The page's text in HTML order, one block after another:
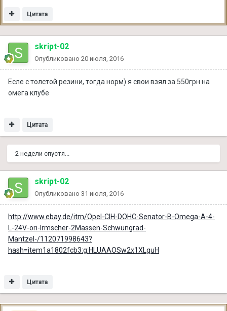
Цитата
skript-02
Опубликовано 20 июля, 2016
Есле с толстой резини, тогда норм) я свои взял за 550грн на
омега клубе
Цитата
2 недели спустя...
skript-02
Опубликовано 31 июля, 2016
http://www.ebay.de/itm/Opel-CIH-DOHC-Senator-B-Omega-A-4-
L-24V-ori-Irmscher-2Massen-Schwungrad-
Mantzel-/112071998643?
hash=item1a1802fcb3:g:HLUAAOSw2x1XLguH
Цитата